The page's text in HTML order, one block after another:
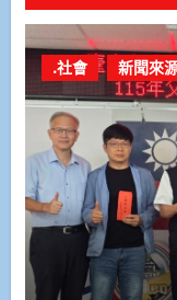
.社會 新聞來